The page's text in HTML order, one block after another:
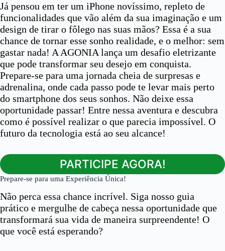
Já pensou em ter um iPhone novíssimo, repleto de
funcionalidades que vão além da sua imaginação e um
design de tirar o fôlego nas suas mãos? Essa é a sua
chance de tornar esse sonho realidade, e o melhor: sem
gastar nada! A AGONIA lança um desafio eletrizante
que pode transformar seu desejo em conquista.
Prepare-se para uma jornada cheia de surpresas e
adrenalina, onde cada passo pode te levar mais perto
do smartphone dos seus sonhos. Não deixe essa
oportunidade passar! Entre nessa aventura e descubra
como é possível realizar o que parecia impossível. O
futuro da tecnologia está ao seu alcance!
PARTICIPE AGORA!
Prepare-se para uma Experiência Única!
Não perca essa chance incrível. Siga nosso guia
prático e mergulhe de cabeça nessa oportunidade que
transformará sua vida de maneira surpreendente! O
que você está esperando?